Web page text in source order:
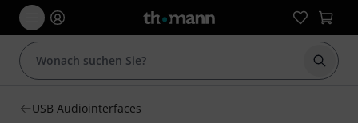
Suche
USB Audiointerfaces